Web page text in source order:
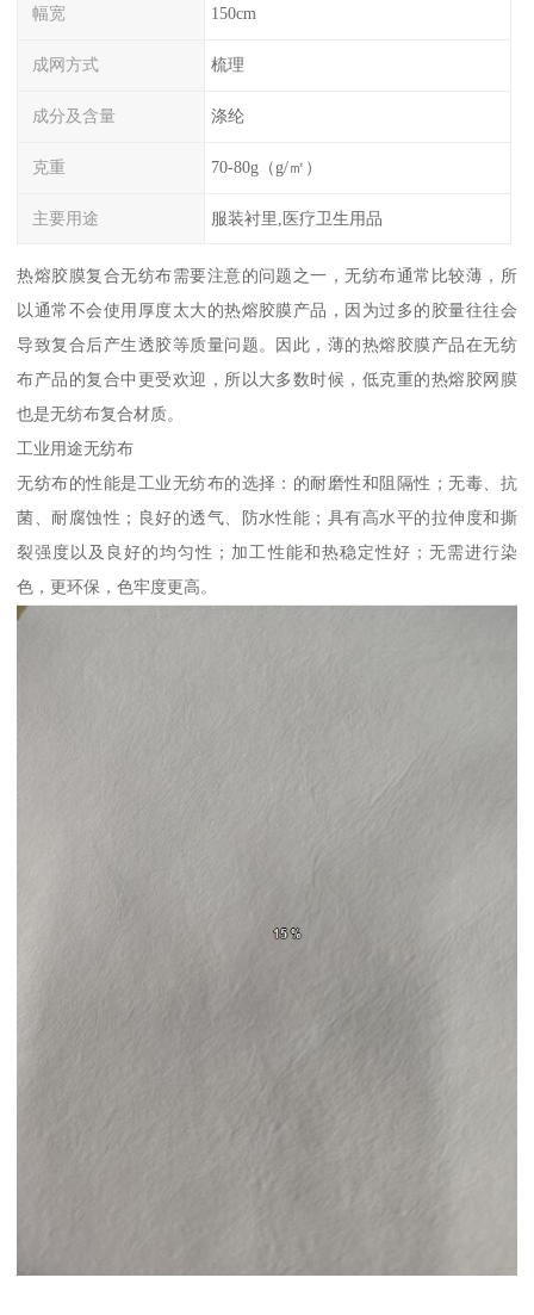
幅宽 150cm
成网方式 梳理
成分及含量 涤纶
克重 70-80g（g/㎡）
主要用途 服装衬里,医疗卫生用品
热熔胶膜复合无纺布需要注意的问题之一，无纺布通常比较薄，所
以通常不会使用厚度太大的热熔胶膜产品，因为过多的胶量往往会
导致复合后产生透胶等质量问题。因此，薄的热熔胶膜产品在无纺
布产品的复合中更受欢迎，所以大多数时候，低克重的热熔胶网膜
也是无纺布复合材质。
工业用途无纺布
无纺布的性能是工业无纺布的选择：的耐磨性和阻隔性；无毒、抗
菌、耐腐蚀性；良好的透气、防水性能；具有高水平的拉伸度和撕
裂强度以及良好的均匀性；加工性能和热稳定性好；无需进行染
色，更环保，色牢度更高。